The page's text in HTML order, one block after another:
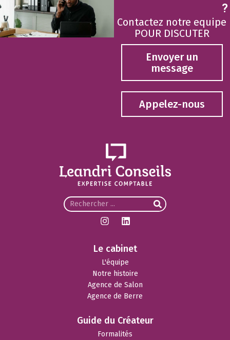
?
Contactez notre equipe
POUR DISCUTER
Envoyer un
message
Appelez-nous
Le cabinet
L'équipe
Notre histoire
Agence de Salon
Agence de Berre
Guide du Créateur
Formalités